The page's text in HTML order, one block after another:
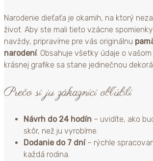
Narodenie dieťaťa je okamih, na ktorý
život. Aby ste mali tieto vzácne
navždy, pripravíme pre vás originálnu
narodení. Obsahuje všetky údaje o
krásnej grafike sa stane jedinečnou
Prečo si ju zákazníci obľúbili
Návrh do 24 hodín – uvidíte, ako
skôr, než ju vyrobíme.
Dodanie do 7 dní– rýchle
každá rodina.